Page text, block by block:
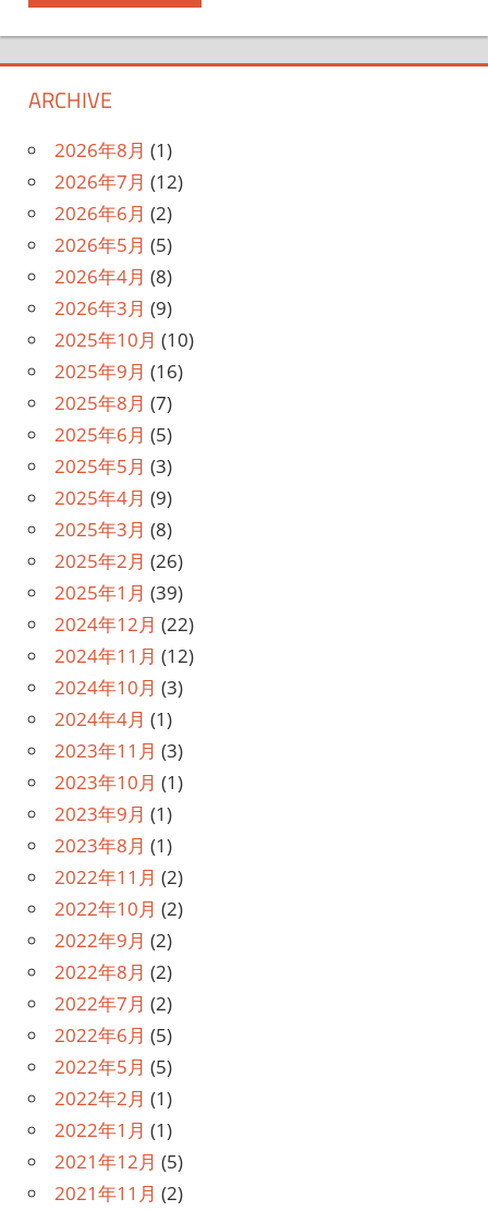
ARCHIVE
2026年8月 (1)
2026年7月 (12)
2026年6月 (2)
2026年5月 (5)
2026年4月 (8)
2026年3月 (9)
2025年10月 (10)
2025年9月 (16)
2025年8月 (7)
2025年6月 (5)
2025年5月 (3)
2025年4月 (9)
2025年3月 (8)
2025年2月 (26)
2025年1月 (39)
2024年12月 (22)
2024年11月 (12)
2024年10月 (3)
2024年4月 (1)
2023年11月 (3)
2023年10月 (1)
2023年9月 (1)
2023年8月 (1)
2022年11月 (2)
2022年10月 (2)
2022年9月 (2)
2022年8月 (2)
2022年7月 (2)
2022年6月 (5)
2022年5月 (5)
2022年2月 (1)
2022年1月 (1)
2021年12月 (5)
2021年11月 (2)